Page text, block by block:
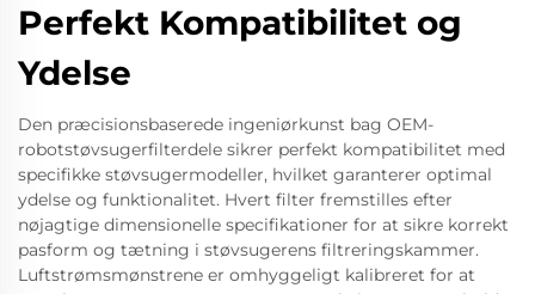
Perfekt Kompatibilitet og
Ydelse
Den præcisionsbaserede ingeniørkunst bag OEM-
robotstøvsugerfilterdele sikrer perfekt kompatibilitet med
specifikke støvsugermodeller, hvilket garanterer optimal
ydelse og funktionalitet. Hvert filter fremstilles efter
nøjagtige dimensionelle specifikationer for at sikre korrekt
pasform og tætning i støvsugerens filtreringskammer.
Luftstrømsmønstrene er omhyggeligt kalibreret for at